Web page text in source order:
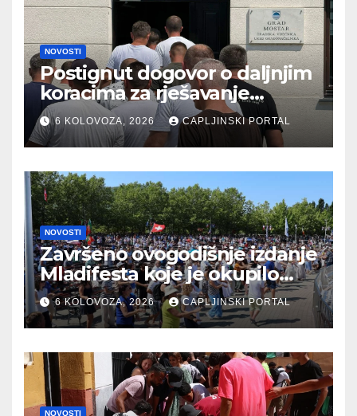
NOVOSTI
Postignut dogovor o daljnjim
koracima za rješavanje
statusa otpuštenih radnika
Komunalnog
6 KOLOVOZA, 2026 CAPLJINSKI PORTAL
NOVOSTI
Završeno ovogodišnje izdanje
Mladifesta koje je okupilo
mlade iz 73 zemlje svijeta
6 KOLOVOZA, 2026 CAPLJINSKI PORTAL
NOVOSTI